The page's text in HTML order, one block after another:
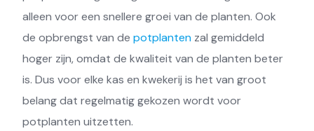
alleen voor een snellere groei van de planten. Ook
de opbrengst van de potplanten zal gemiddeld
hoger zijn, omdat de kwaliteit van de planten beter
is. Dus voor elke kas en kwekerij is het van groot
belang dat regelmatig gekozen wordt voor
potplanten uitzetten.